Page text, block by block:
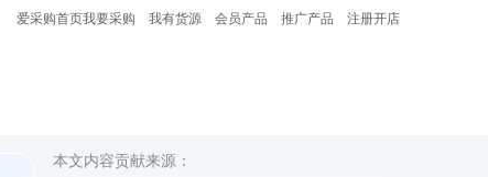
爱采购首页我要采购 我有货源 会员产品 推广产品 注册开店
本文内容贡献来源：